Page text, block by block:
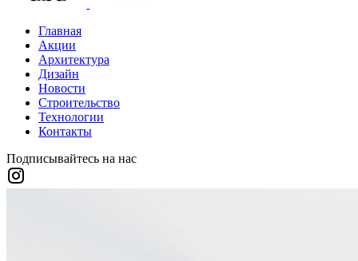
Главная
Акции
Архитектура
Дизайн
Новости
Строительство
Технологии
Контакты
Подписывайтесь на нас